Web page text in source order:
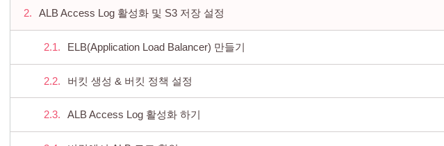
ALB Access Log 활성화 및 S3 저장 설정
ELB(Application Load Balancer) 만들기
버킷 생성 & 버킷 정책 설정
ALB Access Log 활성화 하기